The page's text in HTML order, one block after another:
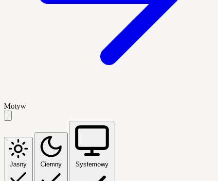
Motyw
Jasny Ciemny Systemowy